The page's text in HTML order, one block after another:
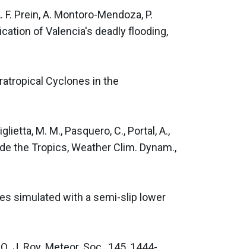
Prein, A. Montoro-Mendoza, P.
of Valencia's deadly flooding,
Cyclones in the
M. M., Pasquero, C., Portal, A.,
the Tropics, Weather Clim. Dynam.,
simulated with a semi-slip lower